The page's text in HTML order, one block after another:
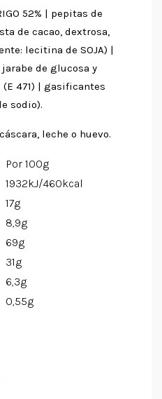
52% | pepitas de
de cacao, dextrosa,
lecitina de SOJA) |
de glucosa y
471) | gasificantes
sodio).
leche o huevo.
Por 100g
1932kJ/460kcal
17g
8,9g
69g
31g
6,3g
0,55g